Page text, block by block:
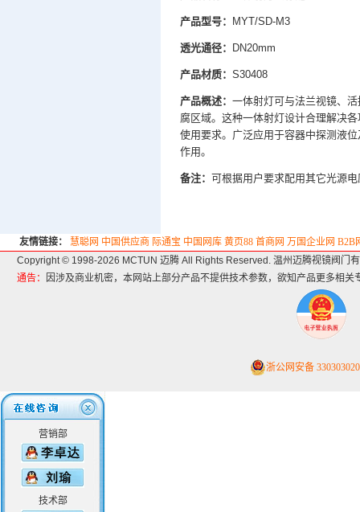
产品型号： MYT/SD-M3
透光通径： DN20mm
产品材质： S30408
产品概述： 一体射灯可与法兰视镜、
腐区域。这种一体射灯设计合理解决
使用要求。广泛应用于容器中探测液
作用。
备注： 可根据用户要求配用其它光源
友情链接： 慧聪网 中国供应商 际通宝 中国网库 黄页88 首商网 万国企业网 B2B
Copyright © 1998-2026 MCTUN 迈腾 All Rights Reserved. 温州迈腾视镜阀门
通告： 因涉及商业机密，本网站上部分产品不提供技术参数，欲知产品更多相关
浙公网安备
营销部
技术部